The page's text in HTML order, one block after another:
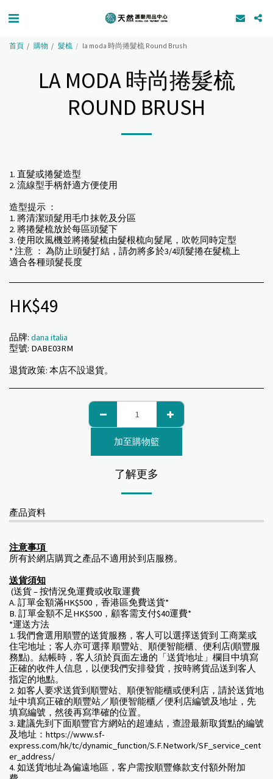
首頁 購物 髮梳 la moda 時尚捲髮梳 Round Brush
LA MODA 時尚捲髮梳
ROUND BRUSH
1. 直髮或捲髮造型
2. 流線型手柄舒適方便使用
造型提示 ：
1. 將清潔頭髮用毛巾抹乾及分區
2. 將捲髮梳放於每區頭髮下
3. 使用吹風機並將捲髮梳由髮根梳向髮尾，吹乾同時定型
* 注意 ： 為防止頭髮打結，請勿將多於3/4頭髮捲在髮梳上
適合各種頭髮長度
HK$49
品牌: dana italia
型號: DABE03RM
退貨政策: 本店不設退貨。
加至購物籃
了解更多
產品資料
注意事項
所有於網店購買之產品不適用於到店服務。
送貨須知
(送貨 – 按情況免運費或收取運費
A. 訂單金額滿HK$500，香港區免費送貨*
B. 訂單金額不足HK$500，顧客需支付$40運費*
*運送方法
1. 我們會選用順豐的送貨服務，客人可以選擇送貨到 工商業或
住宅地址；客人亦可選擇 順豐站、順便智能櫃、便利店(順豐服
務點)。結帳時，客人須於頁面左邊的「送貨地址」欄目中填寫
正確的收件人信息，以便我們安排發貨，按時將貨品送到客人
指定的地點。
2. 如客人要求送貨到順豐站、順便智能櫃或便利店，請於送貨地
址中填寫正確的順豐站／順便智能櫃／便利店編號及地址，先
填寫編號，然後再寫準確的位置。
3. 建議先到下面順豐官方網站的超連結，查證最新取貨點的編號
及地址：https://www.sf-
express.com/hk/tc/dynamic_function/S.F.Network/SF_service_cent
er_address/
4. 如送貨地址為偏遠地區，客户需按順豐條款支付額外附加